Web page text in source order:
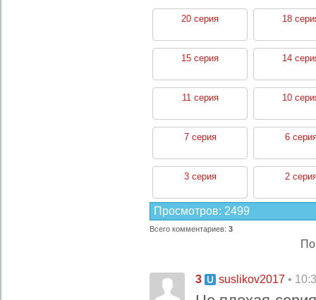
20 серия 18
15 серия 14
11 серия 10
7 серия 6
3 серия 2
Просмотров: 2499
Всего комментариев: 3
3 suslikov2017 •